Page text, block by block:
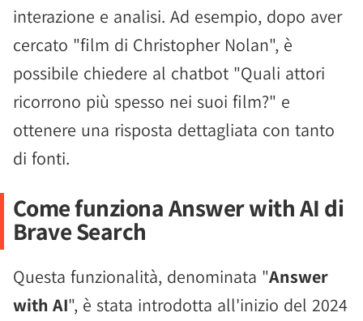
interazione e analisi. Ad esempio, dopo aver
cercato "film di Christopher Nolan", è
possibile chiedere al chatbot "Quali attori
ricorrono più spesso nei suoi film?" e
ottenere una risposta dettagliata con tanto
di fonti.
Come funziona Answer with AI di
Brave Search
Questa funzionalità, denominata "Answer
with AI", è stata introdotta all'inizio del 2024